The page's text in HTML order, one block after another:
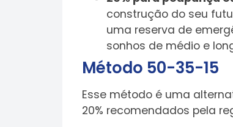
construção do seu
uma reserva de
sonhos de médio e
Método 50-35-15
Esse método é uma
20% recomendados pela